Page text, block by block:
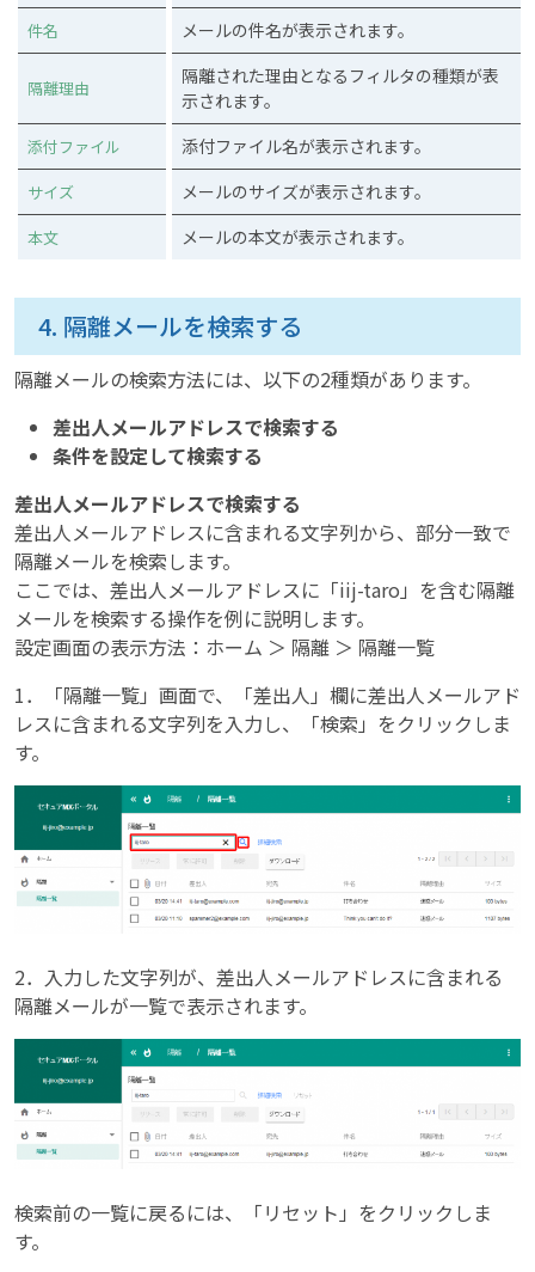
件名 メールの件名が表示されます。
隔離理由
隔離された理由となるフィルタの種類が表
示されます。
添付ファイル 添付ファイル名が表示されます。
サイズ メールのサイズが表示されます。
本文 メールの本文が表示されます。
4. 隔離メールを検索する
隔離メールの検索方法には、以下の2種類があります。
差出人メールアドレスで検索する
条件を設定して検索する
差出人メールアドレスで検索する
差出人メールアドレスに含まれる文字列から、部分一致で
隔離メールを検索します。
ここでは、差出人メールアドレスに「iij-taro」を含む隔離
メールを検索する操作を例に説明します。
設定画面の表示方法：ホーム ＞ 隔離 ＞ 隔離一覧
1．「隔離一覧」画面で、「差出人」欄に差出人メールアド
レスに含まれる文字列を入力し、「検索」をクリックしま
す。
2．入力した文字列が、差出人メールアドレスに含まれる
隔離メールが一覧で表示されます。
検索前の一覧に戻るには、「リセット」をクリックしま
す。